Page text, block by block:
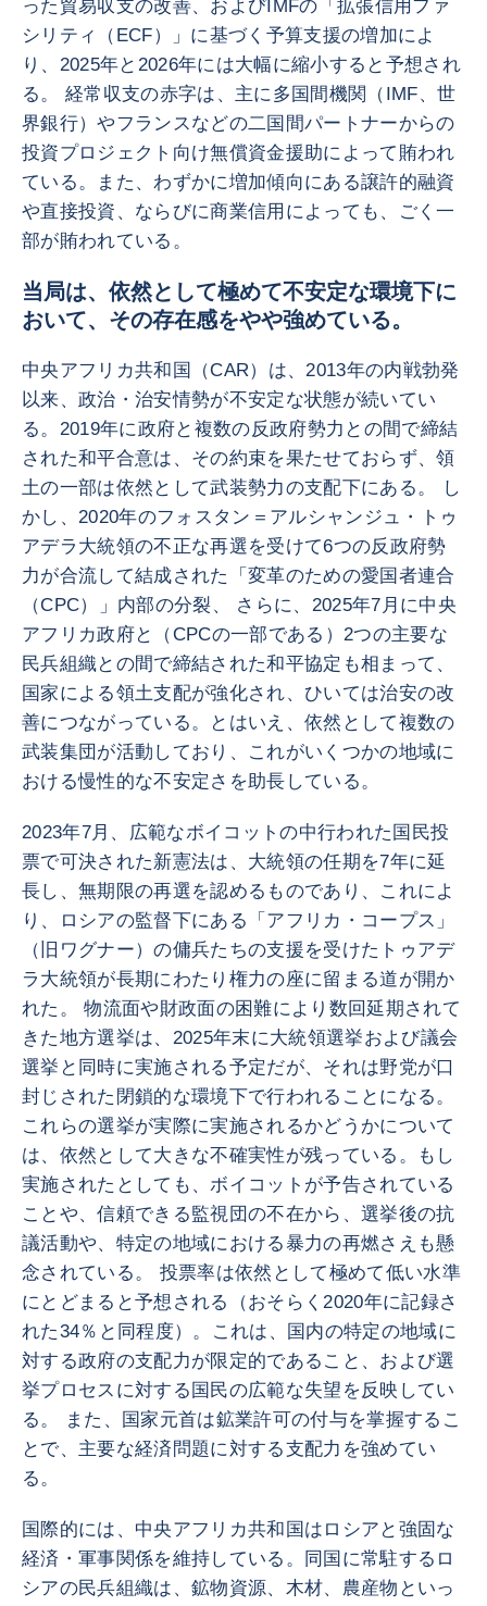
った貿易収支の改善、およびIMFの「拡張信用ファ
シリティ（ECF）」に基づく予算支援の増加によ
り、2025年と2026年には大幅に縮小すると予想され
る。 経常収支の赤字は、主に多国間機関（IMF、世
界銀行）やフランスなどの二国間パートナーからの
投資プロジェクト向け無償資金援助によって賄われ
ている。また、わずかに増加傾向にある譲許的融資
や直接投資、ならびに商業信用によっても、ごく一
部が賄われている。
当局は、依然として極めて不安定な環境下に
おいて、その存在感をやや強めている。
中央アフリカ共和国（CAR）は、2013年の内戦勃発
以来、政治・治安情勢が不安定な状態が続いてい
る。2019年に政府と複数の反政府勢力との間で締結
された和平合意は、その約束を果たせておらず、領
土の一部は依然として武装勢力の支配下にある。 し
かし、2020年のフォスタン＝アルシャンジュ・トゥ
アデラ大統領の不正な再選を受けて6つの反政府勢
力が合流して結成された「変革のための愛国者連合
（CPC）」内部の分裂、 さらに、2025年7月に中央
アフリカ政府と（CPCの一部である）2つの主要な
民兵組織との間で締結された和平協定も相まって、
国家による領土支配が強化され、ひいては治安の改
善につながっている。とはいえ、依然として複数の
武装集団が活動しており、これがいくつかの地域に
おける慢性的な不安定さを助長している。
2023年7月、広範なボイコットの中行われた国民投
票で可決された新憲法は、大統領の任期を7年に延
長し、無期限の再選を認めるものであり、これによ
り、ロシアの監督下にある「アフリカ・コープス」
（旧ワグナー）の傭兵たちの支援を受けたトゥアデ
ラ大統領が長期にわたり権力の座に留まる道が開か
れた。 物流面や財政面の困難により数回延期されて
きた地方選挙は、2025年末に大統領選挙および議会
選挙と同時に実施される予定だが、それは野党が口
封じされた閉鎖的な環境下で行われることになる。
これらの選挙が実際に実施されるかどうかについて
は、依然として大きな不確実性が残っている。もし
実施されたとしても、ボイコットが予告されている
ことや、信頼できる監視団の不在から、選挙後の抗
議活動や、特定の地域における暴力の再燃さえも懸
念されている。 投票率は依然として極めて低い水準
にとどまると予想される（おそらく2020年に記録さ
れた34％と同程度）。これは、国内の特定の地域に
対する政府の支配力が限定的であること、および選
挙プロセスに対する国民の広範な失望を反映してい
る。 また、国家元首は鉱業許可の付与を掌握するこ
とで、主要な経済問題に対する支配力を強めてい
る。
国際的には、中央アフリカ共和国はロシアと強固な
経済・軍事関係を維持している。同国に常駐するロ
シアの民兵組織は、鉱物資源、木材、農産物といっ